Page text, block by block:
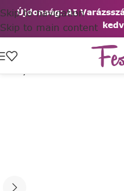
Újdonság: AI
Skip to navigation
Skip to main content